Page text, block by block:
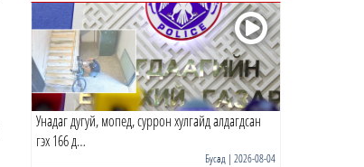
0 | 16 цагийн өмнө
Унадаг дугуй, мопед, суррон хулгайд алдагдсан
гэх 166 д…
Бусад | 2026-08-04